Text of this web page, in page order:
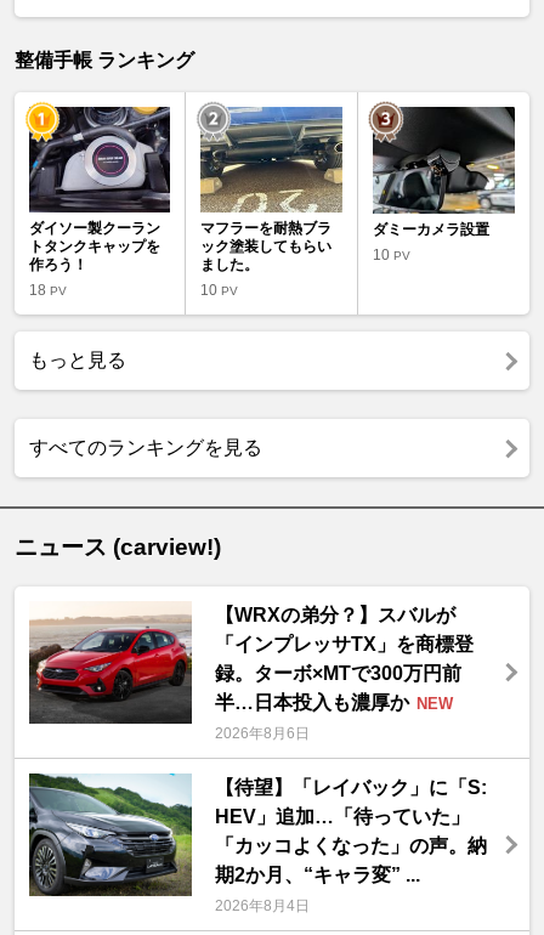
整備手帳 ランキング
ダイソー製クーラン
トタンクキャップを
作ろう！
18 PV
マフラーを耐熱ブラ
ック塗装してもらい
ました。
10PV
ダミーカメラ設置
10 PV
もっと見る
すべてのランキングを見る
ニュース (carview!)
【WRXの弟分？】スバルが
「インプレッサTX」を商標登
録。ターボ×MTで300万円前
半…日本投入も濃厚か NEW
2026年8月6日
【待望】「レイバック」に「S:
HEV」追加…「待っていた」
「カッコよくなった」の声。納
期2か月、“キャラ変” ...
2026年8月4日